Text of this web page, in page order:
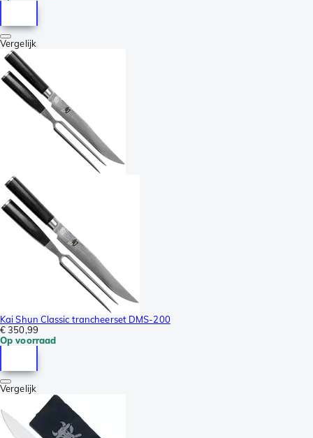
Vergelijk
Kai Shun Classic trancheerset DMS-200
€ 350,99
Op voorraad
Vergelijk